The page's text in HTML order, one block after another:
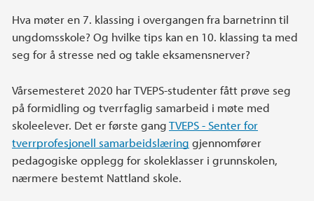
Hva møter en 7. klassing i overgangen fra barnetrinn til
ungdomsskole? Og hvilke tips kan en 10. klassing ta med
seg for å stresse ned og takle eksamensnerver?
Vårsemesteret 2020 har TVEPS-studenter fått prøve seg
på formidling og tverrfaglig samarbeid i møte med
skoleelever. Det er første gangTVEPS - Senter for
tverrprofesjonell samarbeidslæring gjennomfører
pedagogiske opplegg for skoleklasser i grunnskolen,
nærmere bestemt Nattland skole.